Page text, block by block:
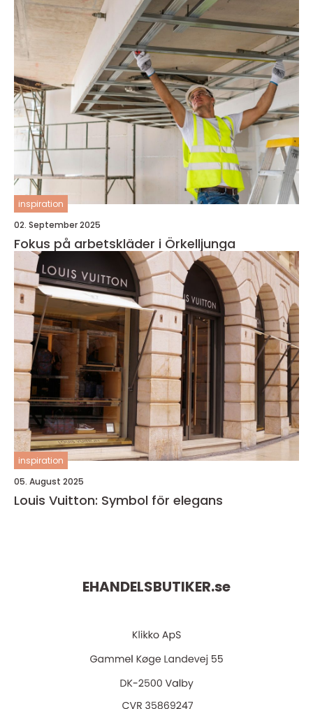
inspiration
02. September 2025
Fokus på arbetskläder i Örkelljunga
inspiration
05. August 2025
Louis Vuitton: Symbol för elegans
EHANDELSBUTIKER.se